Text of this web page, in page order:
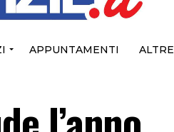
APPUNTAMENTI ALTRE